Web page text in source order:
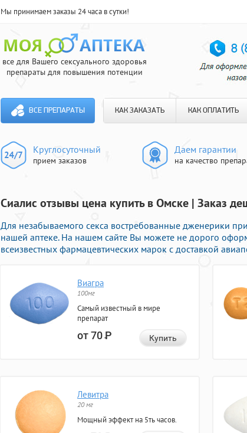
Мы принимаем заказы 24 часа в сутки!
все для Вашего сексуального здоровья
препараты для повышения потенции
ВСЕ ПРЕПАРАТЫ КАК ЗАКАЗАТЬ КАК ОПЛАТИТЬ
Круглосуточный
прием заказов
Даем гарантии
на качество
Сиалис отзывы цена купить в Омске | Заказ
Для незабываемого секса востребованные дженерики
нашей аптеке. На нашем сайте Вы можете не дорого
всеизвестных фармацевтических марок с доставкой
Виагра
100мг
Самый известный в мире
препарат
от 70Р Купить
Левитра
20 мг
Мощный эффект на 5ть часов.